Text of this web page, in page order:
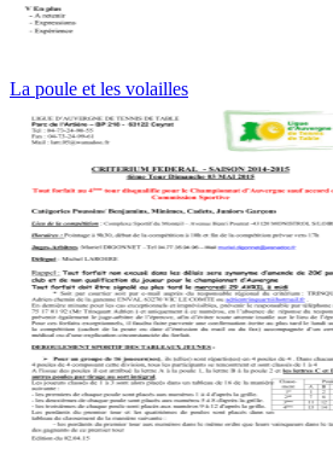
La poule et les volailles